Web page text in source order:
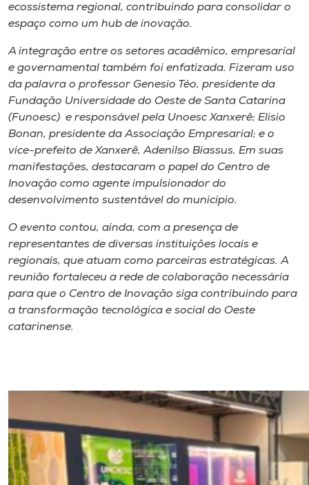
A+
A-
ecossistema regional, contribuindo para consolidar o
espaço como um hub de inovação.
A integração entre os setores acadêmico, empresarial
e governamental também foi enfatizada. Fizeram uso
da palavra o professor Genesio Téo, presidente da
Fundação Universidade do Oeste de Santa Catarina
(Funoesc) e responsável pela Unoesc Xanxerê; Elisio
Bonan, presidente da Associação Empresarial; e o
vice-prefeito de Xanxerê, Adenilso Biassus. Em suas
manifestações, destacaram o papel do Centro de
Inovação como agente impulsionador do
desenvolvimento sustentável do município.
O evento contou, ainda, com a presença de
representantes de diversas instituições locais e
regionais, que atuam como parceiras estratégicas. A
reunião fortaleceu a rede de colaboração necessária
para que o Centro de Inovação siga contribuindo para
a transformação tecnológica e social do Oeste
catarinense.